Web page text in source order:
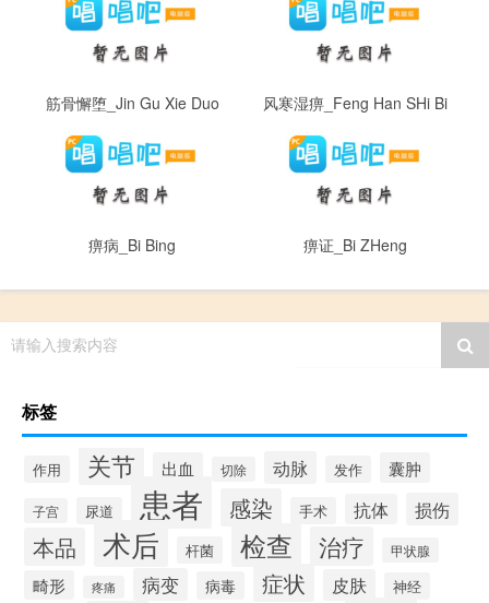
筋骨懈堕_Jin Gu Xie Duo 风寒湿痹_Feng Han SHi Bi
痹病_Bi Bing 痹证_Bi ZHeng
请输入搜索内容
标签
作用 关节 出血 切除 动脉 发作 囊肿
子宫 尿道 患者 感染 手术 抗体 损伤
本品 术后 杆菌 检查 治疗 甲状腺
畸形 疼痛 病变 病毒 症状 皮肤 神经